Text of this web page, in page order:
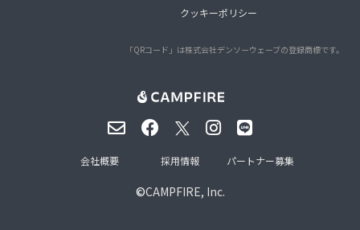
クッキーポリシー
「QRコード」は株式会社デンソーウェーブの登録商標です。
©CAMPFIRE, Inc.
会社概要 採用情報 パートナー募集